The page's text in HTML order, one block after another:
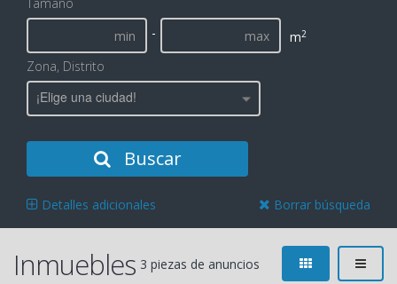
-
m2
Zona, Distrito
¡Elige una ciudad!
Buscar
Detalles adicionales Borrar búsqueda
3 piezas de anuncios
Inmuebles